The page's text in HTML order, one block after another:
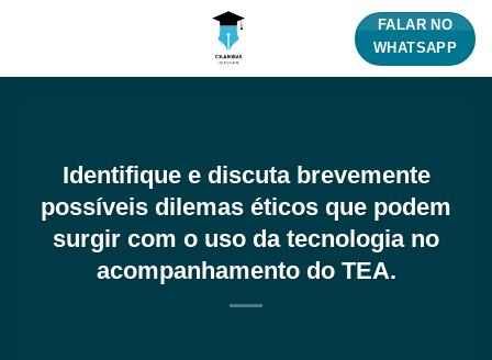
FALAR NO
WHATSAPP
Identifique e discuta brevemente
possíveis dilemas éticos que podem
surgir com o uso da tecnologia no
acompanhamento do TEA.